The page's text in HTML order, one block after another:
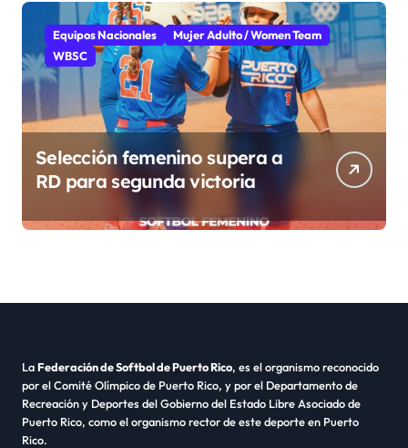
Equipos Nacionales
Mujer Adulto / Women Team
WBSC
Selección femenino supera a
RD para segunda victoria
LaFederación de Softbol de Puerto Rico, es el organismo reconocido
por el Comité Olímpico de Puerto Rico, y por el Departamento de
Recreación y Deportes del Gobierno del Estado Libre Asociado de
Puerto Rico, como el organismo rector de este deporte en Puerto
Rico.